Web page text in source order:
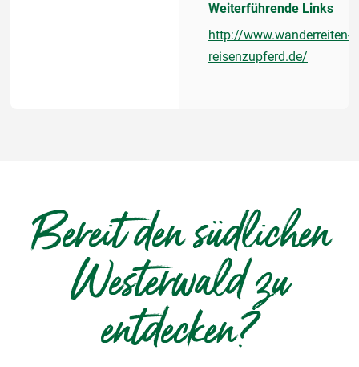
Weiterführende Links
http://www.wanderreiten-
reisenzupferd.de/
Bereit den südlichen
Westerwald zu
entdecken?